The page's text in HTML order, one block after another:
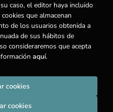
los Derechos Reservados |
caso, el editor haya incluido
que almacenan
de los usuarios obtenida a
de sus hábitos de
consideraremos que acepta
aquí.
cookies
cookies